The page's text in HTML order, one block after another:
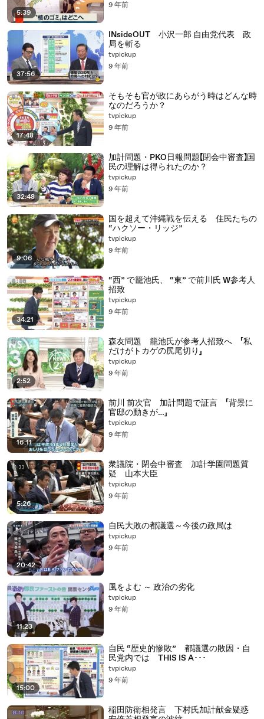
5:39
9 年前
37:56
INsideOUT 小沢一郎 自由党代表 政
局を斬る
tvpickup
9 年前
17:48
そもそも官が政にあらがう時はどんな時
なのだろうか？
tvpickup
9 年前
32:48
加計問題・PKO日報問題【閉会中審査】国
民の理解は得られたのか？
tvpickup
9 年前
9:06
国を超えて沖縄戦を伝える 住民たちの
“ハクソー・リッジ”
tvpickup
9 年前
34:21
“西” で籠池氏、 “東” で前川氏 W参考人
招致
tvpickup
9 年前
2:52
森友問題 籠池氏が参考人招致へ 「私
だけがトカゲの尻尾切り」
tvpickup
9 年前
16:11
前川 前次官 加計問題で証言 「背景に
官邸の動きが…」
tvpickup
9 年前
5:26
衆議院・閉会中審査 加計学園問題質
疑 山本大臣
tvpickup
9 年前
20:42
自民大敗の都議選～今後の政局は
tvpickup
9 年前
11:23
風をよむ ～ 政治の劣化
tvpickup
9 年前
15:00
自民 “歴史的惨敗” 都議選の敗因・自
民党内では THIS IS A･･･
tvpickup
9 年前
稲田防衛相発言 下村氏加計献金疑惑